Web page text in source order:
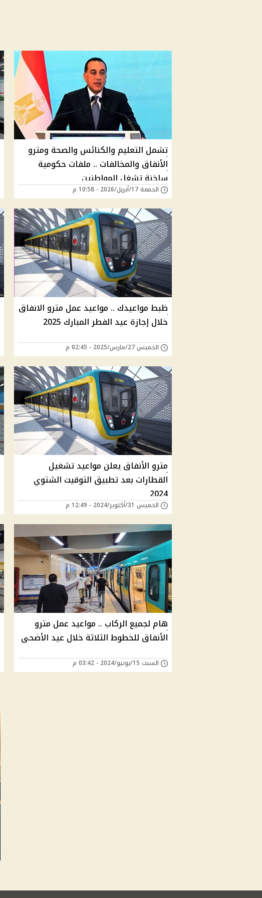
تشمل التعليم والكنائس والصحة ومترو
الأنفاق والمخالفات .. ملفات حكومية
ساخنة تشغل المواطنين
الجمعة 17/أبريل/2026 - 10:58 م
ظبط مواعيدك .. مواعيد عمل مترو الانفاق
خلال إجازة عيد الفطر المبارك 2025
الخميس 27/مارس/2025 - 02:45 م
مترو الأنفاق يعلن مواعيد تشغيل
القطارات بعد تطبيق التوقيت الشتوي
2024
الخميس 31/أكتوبر/2024 - 12:49 م
هام لجميع الركاب .. مواعيد عمل مترو
الأنفاق للخطوط الثلاثة خلال عيد الأضحى
السبت 15/يونيو/2024 - 03:42 م